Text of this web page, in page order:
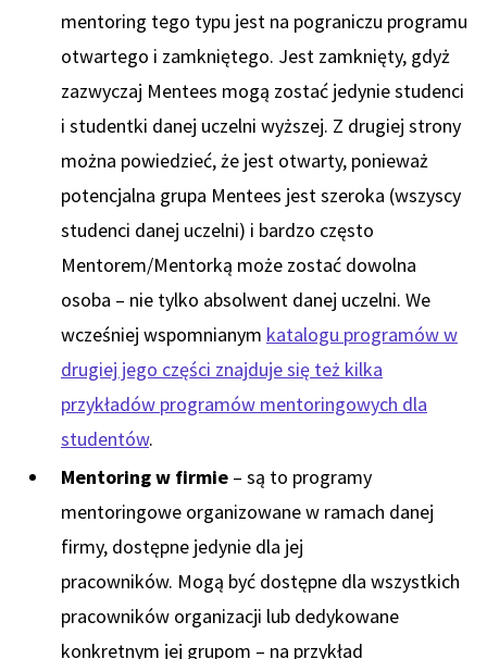
mentoring tego typu jest na pograniczu programu
otwartego i zamkniętego. Jest zamknięty, gdyż
zazwyczaj Mentees mogą zostać jedynie studenci
i studentki danej uczelni wyższej. Z drugiej strony
można powiedzieć, że jest otwarty, ponieważ
potencjalna grupa Mentees jest szeroka (wszyscy
studenci danej uczelni) i bardzo często
Mentorem/Mentorką może zostać dowolna
osoba – nie tylko absolwent danej uczelni. We
wcześniej wspomnianym katalogu programów w
drugiej jego części znajduje się też kilka
przykładów programów mentoringowych dla
studentów.
Mentoring w firmie – są to programy
mentoringowe organizowane w ramach danej
firmy, dostępne jedynie dla jej
pracowników. Mogą być dostępne dla wszystkich
pracowników organizacji lub dedykowane
konkretnym jej grupom – na przykład